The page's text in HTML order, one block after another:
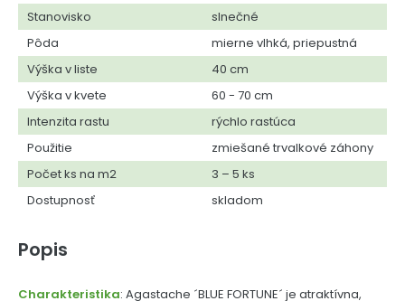
Stanovisko
slnečné
Pôda
mierne vlhká, priepustná
Výška v liste
40 cm
Výška v kvete
60 - 70 cm
Intenzita rastu
rýchlo rastúca
Použitie
zmiešané trvalkové záhony
Počet ks na m2
3 – 5 ks
Dostupnosť
skladom
Popis
Charakteristika: Agastache ´BLUE FORTUNE´ je atraktívna,